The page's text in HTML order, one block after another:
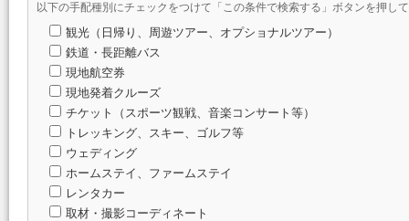
以下の手配種別にチェックをつけて「この条件で検索する」ボタンを押し
観光（日帰り、周遊ツアー、オプショナルツアー）
鉄道・長距離バス
現地航空券
現地発着クルーズ
チケット（スポーツ観戦、音楽コンサート等）
トレッキング、スキー、ゴルフ等
ウェディング
ホームステイ、ファームステイ
レンタカー
取材・撮影コーディネート